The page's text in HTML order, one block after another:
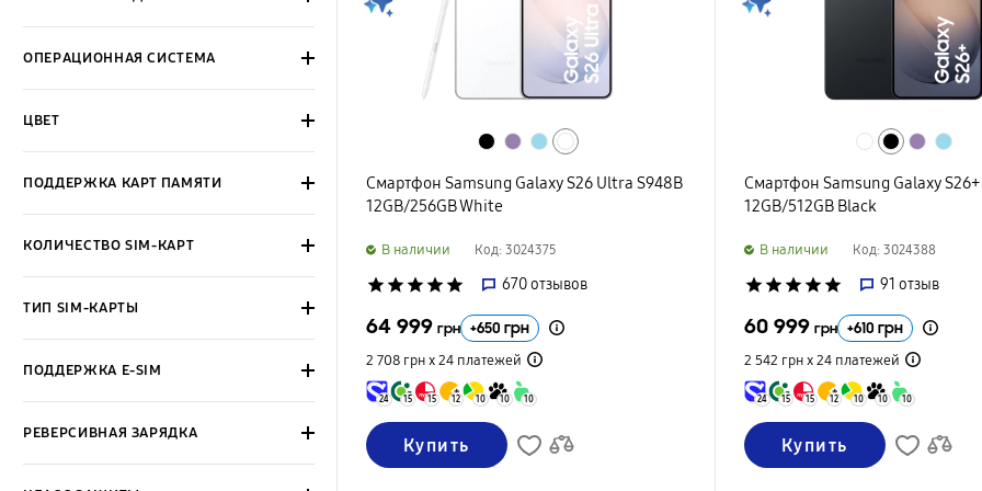
ОПЕРАЦИОННАЯ СИСТЕМА
ЦВЕТ
ПОДДЕРЖКА КАРТ ПАМЯТИ
КОЛИЧЕСТВО SIM-КАРТ
ТИП SIM-КАРТЫ
ПОДДЕРЖКА E-SIM
РЕВЕРСИВНАЯ ЗАРЯДКА
Смартфон Samsung Galaxy S26 Ultra S948B
12GB/256GB White
B наличии Код: 3024375
star star star star star 670отзывов
64 999 грн +650 грн
2 708 грн х 24 платежей
24 15 15 12 10 10 10
Купить
Смартфон Samsung Galaxy S26+
12GB/512GB Black
B наличии Код: 3024388
star star star star star 91 отзыв
60 999 грн +610 грн
2 542 грн х 24 платежей
24 15 15 12 10 10 10
Купить